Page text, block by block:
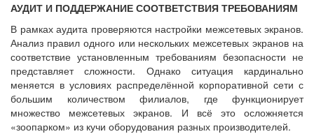
АУДИТ И ПОДДЕРЖАНИЕ СООТВЕТСТВИЯ ТРЕБОВАНИЯМ
В рамках аудита проверяются настройки межсетевых экранов.
Анализ правил одного или нескольких межсетевых экранов на
соответствие установленным требованиям безопасности не
представляет сложности. Однако ситуация кардинально
меняется в условиях распределённой корпоративной сети с
большим количеством филиалов, где функционирует
множество межсетевых экранов. И всё это осложняется
«зоопарком» из кучи оборудования разных производителей.